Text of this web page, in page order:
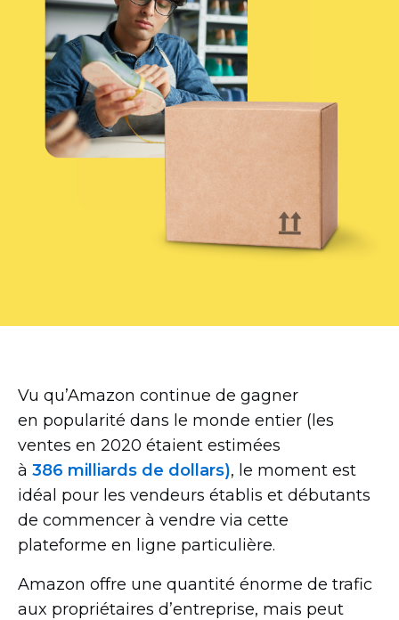
Vu qu’Amazon continue de gagner
en popularité dans le monde entier (les
ventes en 2020 étaient estimées
à 386 milliards de dollars), le moment est
idéal pour les vendeurs établis et débutants
de commencer à vendre via cette
plateforme en ligne particulière.
Amazon offre une quantité énorme de trafic
aux propriétaires d’entreprise, mais peut